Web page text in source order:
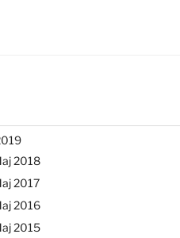
2018
2017
2016
2015